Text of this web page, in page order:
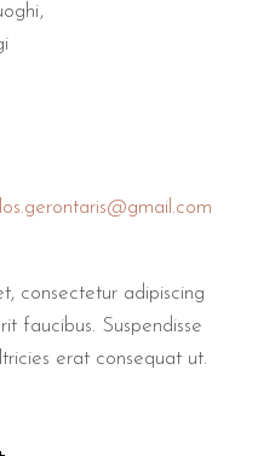
consectetur adipiscing
faucibus. Suspendisse
erat consequat ut.